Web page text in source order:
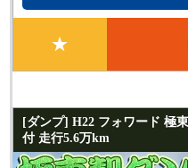
★
[ダンプ] H22 フォワード 極
付 走行5.6万km